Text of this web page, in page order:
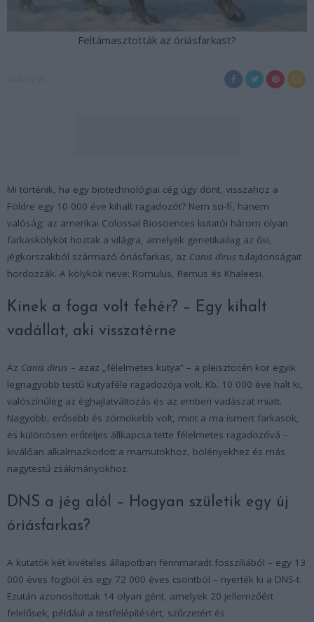
Feltámasztották az óriásfarkast?
Mi történik, ha egy biotechnológiai cég úgy dönt, visszahoz a
Földre egy 10 000 éve kihalt ragadozót? Nem sci-fi, hanem
valóság: az amerikai Colossal Biosciences kutatói három olyan
farkaskölyköt hoztak a világra, amelyek genetikailag az ősi,
jégkorszakból származó óriásfarkas, az Canis dirus tulajdonságait
hordozzák. A kölykök neve: Romulus, Remus és Khaleesi.
Kinek a foga volt fehér? – Egy kihalt
vadállat, aki visszatérne
Az Canis dirus – azaz „félelmetes kutya” – a pleisztocén kor egyik
legnagyobb testű kutyaféle ragadozója volt. Kb. 10 000 éve halt ki,
valószínűleg az éghajlatváltozás és az emberi vadászat miatt.
Nagyobb, erősebb és zömökebb volt, mint a ma ismert farkasok,
és különösen erőteljes állkapcsa tette félelmetes ragadozóvá –
kiválóan alkalmazkodott a mamutokhoz, bölényekhez és más
nagytestű zsákmányokhoz.
DNS a jég alól – Hogyan születik egy új
óriásfarkas?
A kutatók két kivételes állapotban fennmaradt fosszíliából – egy 13
000 éves fogból és egy 72 000 éves csontból – nyerték ki a DNS-t.
Ezután azonosítottak 14 olyan gént, amelyek 20 jellemzőért
felelősek, például a testfelépítésért, szőrzetért és